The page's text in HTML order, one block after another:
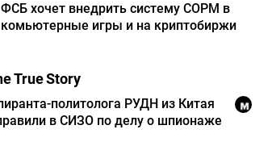
ФСБ хочет внедрить систему СОРМ в
комьютерные игры и на криптобиржи